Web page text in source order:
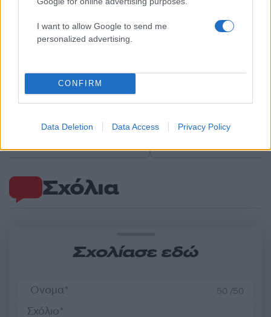
I want to allow Google to send me
personalized advertising.
CONFIRM
Data Deletion Data Access Privacy Policy
Σχόλια
Σχολίασε εδώ
50 /50
Πυροσβεστικής σε δασική
έκταση με πεύκα, πριν την
ελικοδρόμιο –
το ελικόπτερο τους